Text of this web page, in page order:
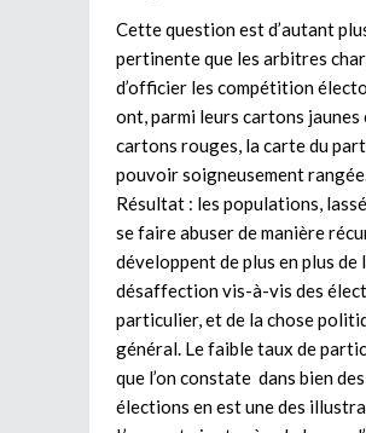
Cette question est d’autant
pertinente que les arbitres
d’officier les compétition
ont, parmi leurs cartons jaunes
cartons rouges, la carte du
pouvoir soigneusement rangée.
Résultat : les populations,
se faire abuser de manière
développent de plus en plus de
désaffection vis-à-vis des
particulier, et de la chose
général. Le faible taux de
que l’on constate dans bien des
élections en est une des